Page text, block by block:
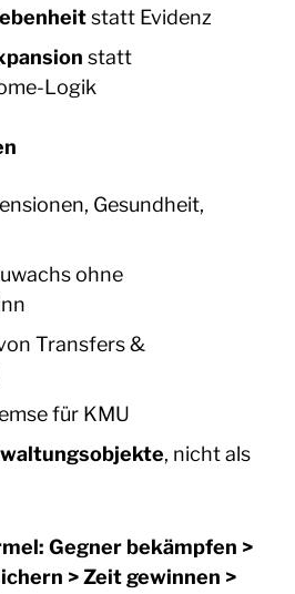
statt Evidenz
statt
Logik
Gesundheit,
ohne
Transfers &
für KMU
, nicht als
Gegner bekämpfen >
> Zeit gewinnen >